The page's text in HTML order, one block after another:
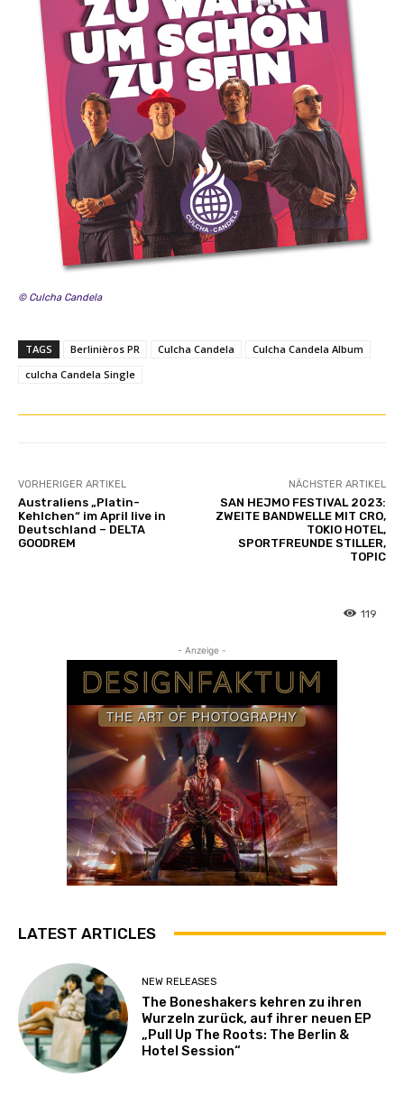
© Culcha Candela
TAGS Berlinièros PR Culcha Candela
Culcha Candela Album
culcha Candela Single
VORHERIGER ARTIKEL
Australiens „Platin-
Kehlchen“ im April live in
Deutschland – DELTA
GOODREM
NÄCHSTER ARTIKEL
SAN HEJMO FESTIVAL 2023:
ZWEITE BANDWELLE MIT CRO,
TOKIO HOTEL,
SPORTFREUNDE STILLER,
TOPIC
119
- Anzeige -
LATEST ARTICLES
NEW RELEASES
The Boneshakers kehren zu ihren
Wurzeln zurück, auf ihrer neuen EP
„Pull Up The Roots: The Berlin &
Hotel Session“